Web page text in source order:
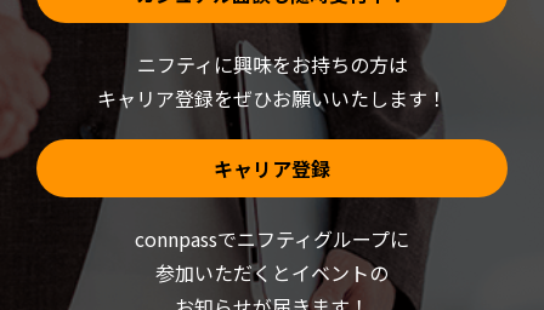
ニフティに興味をお持ちの方は
キャリア登録をぜひお願いいたします！
キャリア登録
connpassでニフティグループに
参加いただくとイベントの